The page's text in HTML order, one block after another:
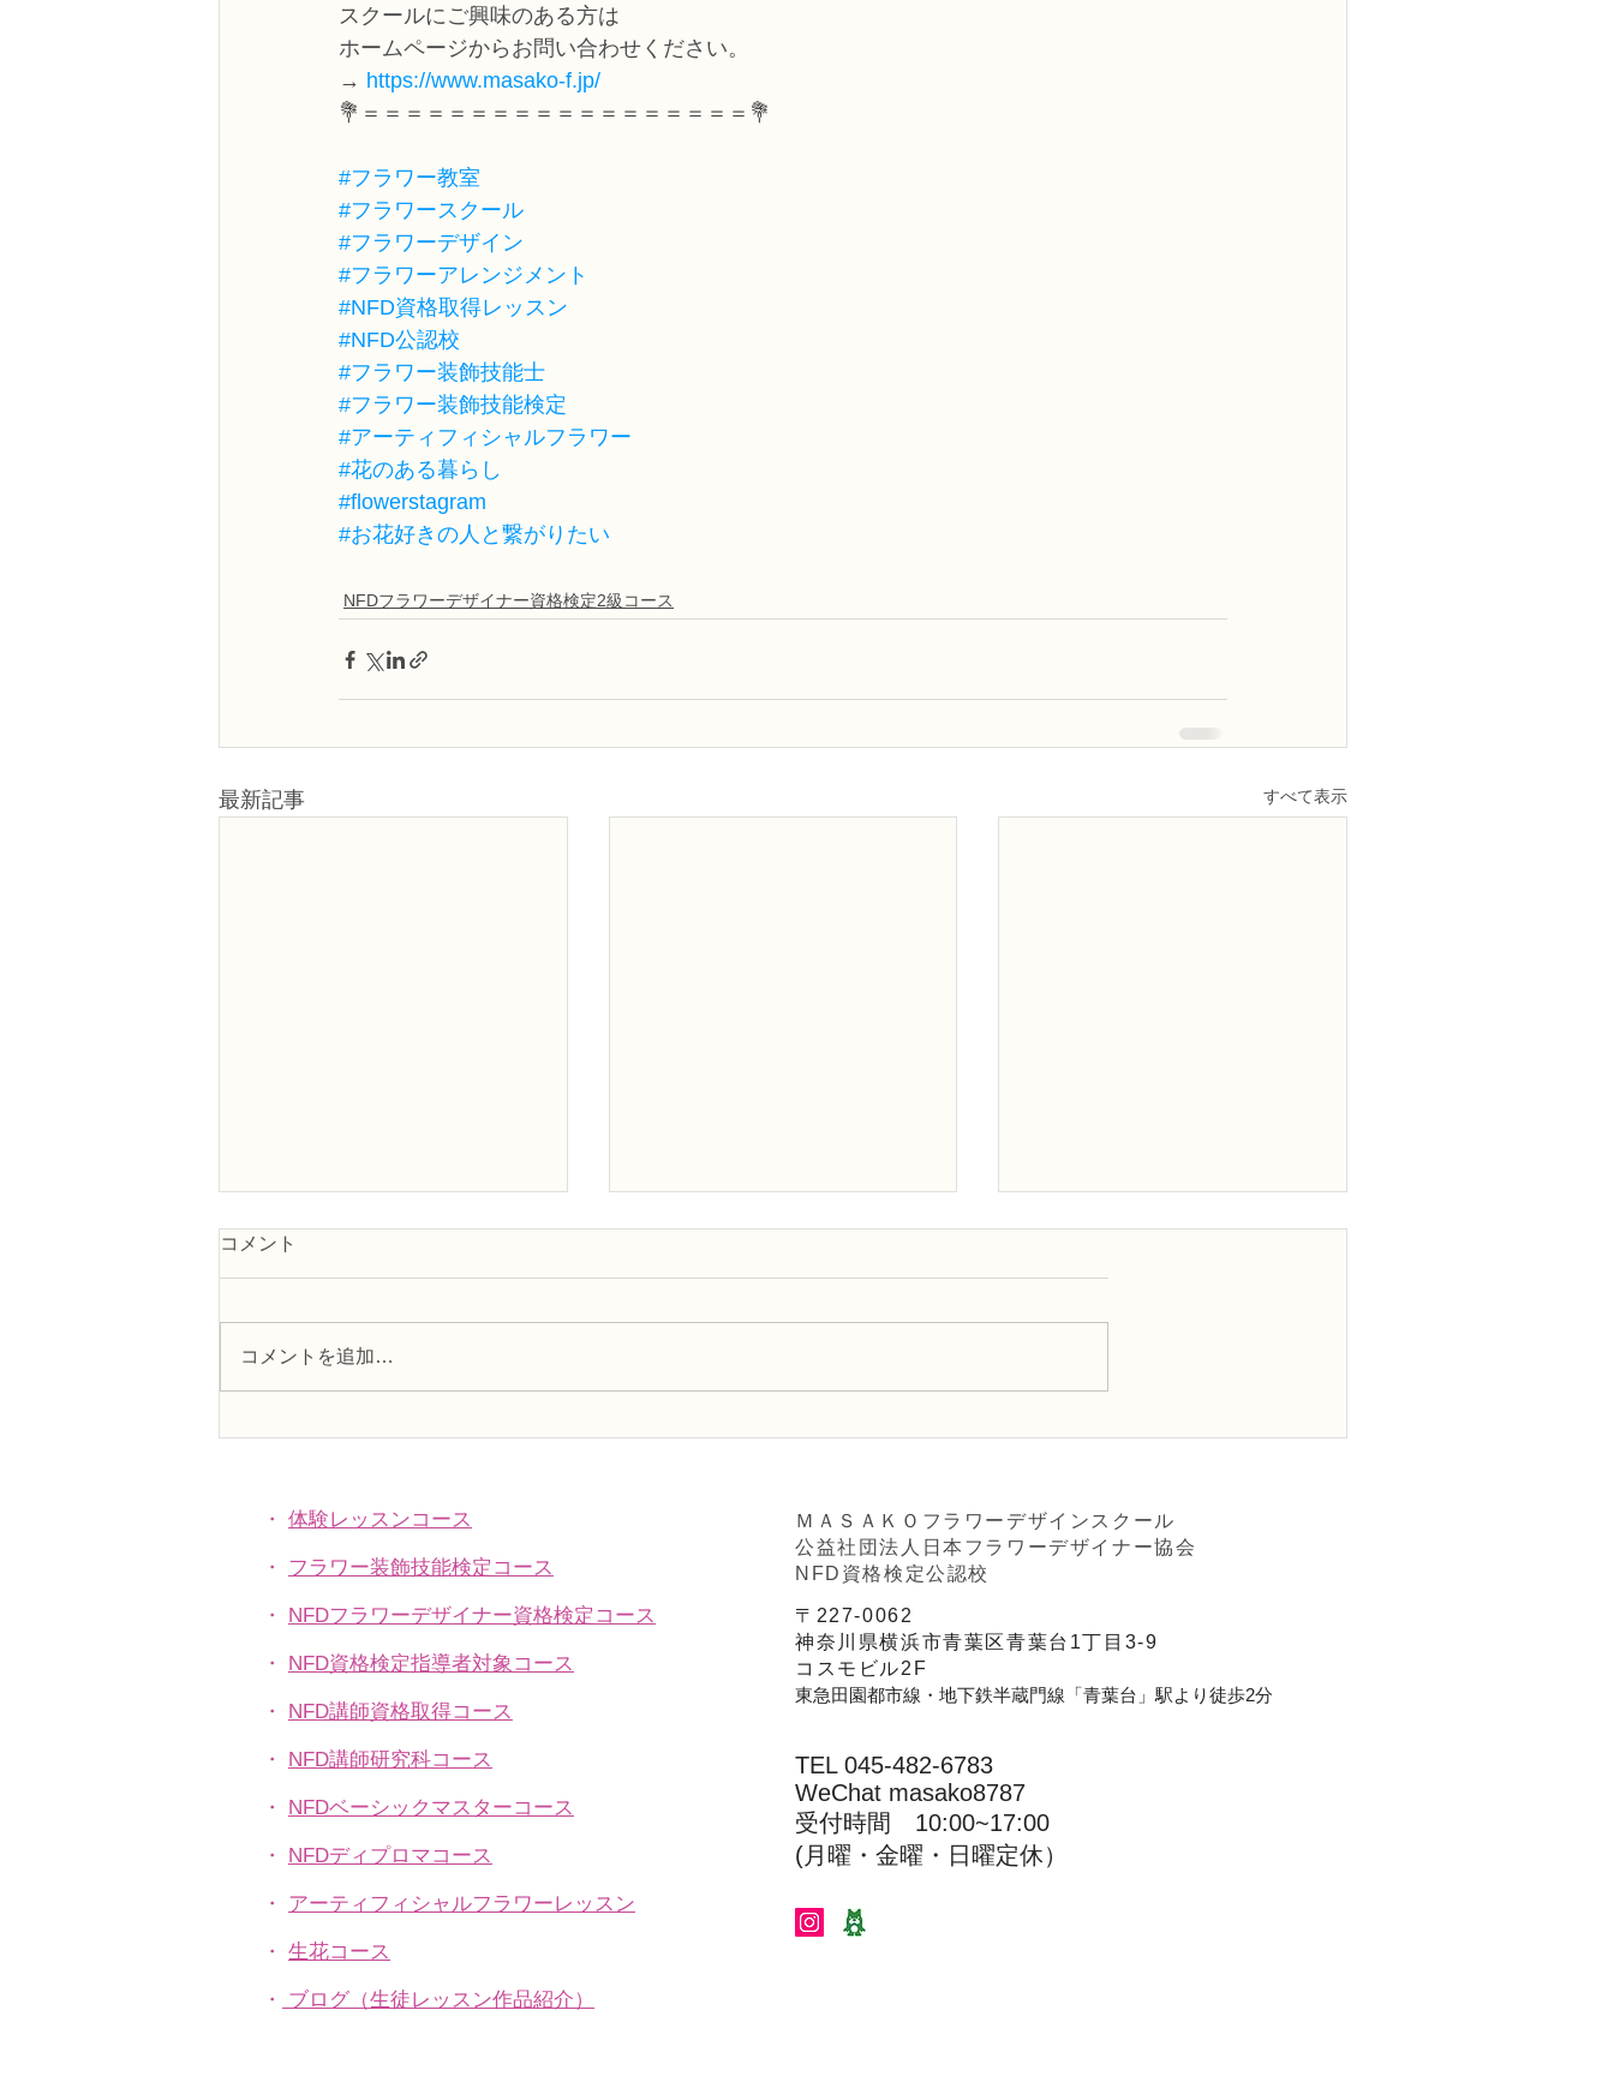
スクールにご興味のある方は
ホームページからお問い合わせください。
→ https://www.masako-f.jp/
💐＝＝＝＝＝＝＝＝＝＝＝＝＝＝＝＝＝＝💐
#フラワー教室
#フラワースクール
#フラワーデザイン
#フラワーアレンジメント
#NFD資格取得レッスン
#NFD公認校
#フラワー装飾技能士
#フラワー装飾技能検定
#アーティフィシャルフラワー
#花のある暮らし
#flowerstagram
#お花好きの人と繋がりたい
NFDフラワーデザイナー資格検定2級コース
最新記事 すべて表示
コメント
コメントを追加…
・ 体験レッスンコース
・ フラワー装飾技能検定コース
・ NFDフラワーデザイナー資格検定コース
・ NFD資格検定指導者対象コース
・ NFD講師資格取得コース
・ NFD講師研究科コース
・ NFDベーシックマスターコース
・ NFDディプロマコース
・ アーティフィシャルフラワーレッスン
​・ 生花コース
​・ ブログ（生徒レッスン作品紹介）
ＭＡＳＡＫＯフラワーデザインスクール
公益社団法人日本フラワーデザイナー協会
NFD資格検定公認校
〒227-0062
神奈川県横浜市青葉区青葉台1丁目3-9
コスモビル2F
東急田園都市線・地下鉄半蔵門線「青葉台」駅より徒歩2分
TEL 045-482-6783
WeChat masako8787
受付時間 10:00~17:00​​​
(​月曜・金曜・日曜定休）